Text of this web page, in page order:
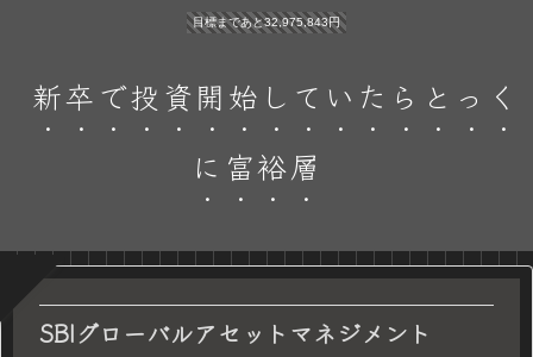
目標まであと32,975,843円
新卒で投資開始していたらとっく
に富裕層
SBIグローバルアセットマネジメント